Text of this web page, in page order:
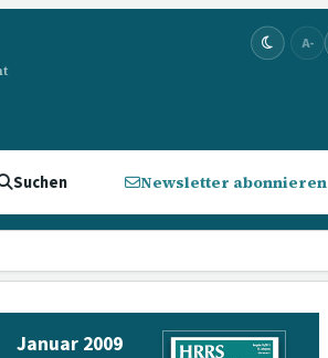
A-
Suchen Newsletter abonnieren
Januar 2009